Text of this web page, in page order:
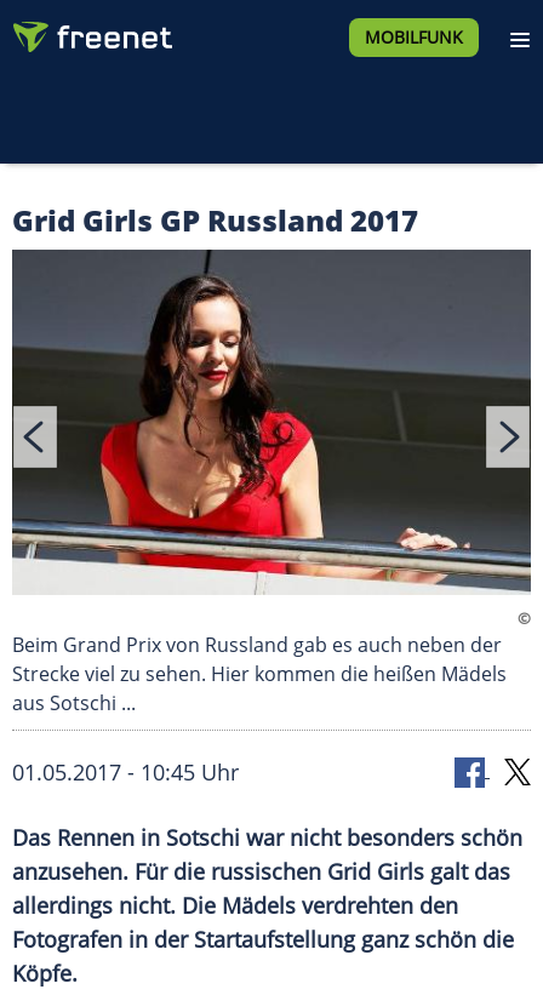
MOBILFUNK
Grid Girls GP Russland 2017
©
Beim Grand Prix von Russland gab es auch neben der
Strecke viel zu sehen. Hier kommen die heißen Mädels
aus Sotschi ...
01.05.2017 - 10:45 Uhr
Das Rennen in Sotschi war nicht besonders schön
anzusehen. Für die russischen Grid Girls galt das
allerdings nicht. Die Mädels verdrehten den
Fotografen in der Startaufstellung ganz schön die
Köpfe.